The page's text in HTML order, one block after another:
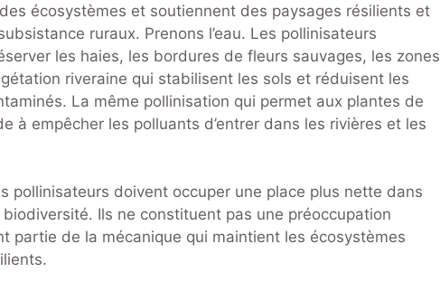
écosystèmes et soutiennent des paysages résilients et
ruraux. Prenons l’eau. Les pollinisateurs
les haies, les bordures de fleurs sauvages, les zones
riveraine qui stabilisent les sols et réduisent les
La même pollinisation qui permet aux plantes de
à empêcher les polluants d’entrer dans les rivières et les
pollinisateurs doivent occuper une place plus nette dans
Ils ne constituent pas une préoccupation
partie de la mécanique qui maintient les écosystèmes